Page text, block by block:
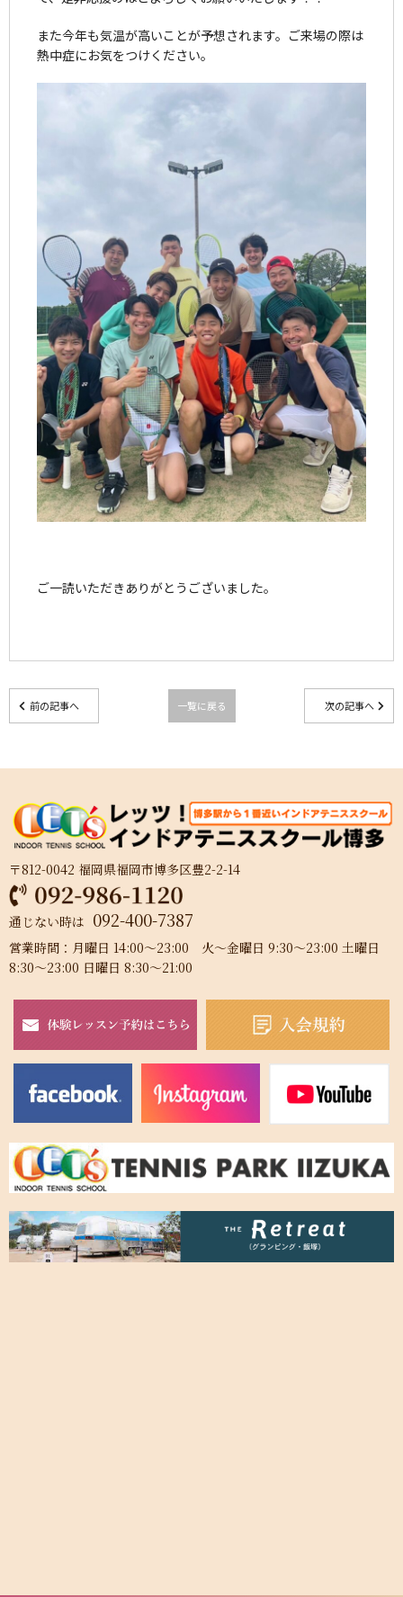
また今年も気温が高いことが予想されます。ご来場の際は
熱中症にお気をつけください。
ご一読いただきありがとうございました。
前の記事へ 一覧に戻る 次の記事へ
〒812-0042 福岡県福岡市博多区豊2-2-14
通じない時は 092-400-7387
営業時間：月曜日 14:00～23:00 火～金曜日 9:30～23:00 土曜日
8:30～23:00 日曜日 8:30～21:00